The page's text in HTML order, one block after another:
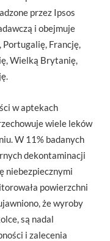
przez Ipsos
i obejmuje
Francję,
Wielką Brytanię,
w aptekach
wiele leków
W 11% badanych
dekontaminacji
niebezpiecznymi
powierzchni
że wyroby
są nadal
i zalecenia